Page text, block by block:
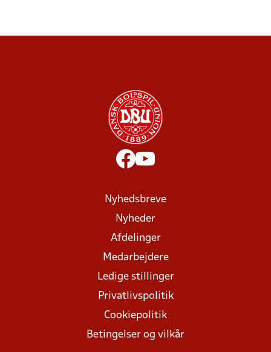
Nyhedsbreve
Nyheder
Afdelinger
Medarbejdere
Ledige stillinger
Privatlivspolitik
Cookiepolitik
Betingelser og vilkår